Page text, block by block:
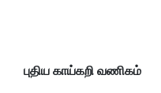
புதிய காய்கறி வணிகம்